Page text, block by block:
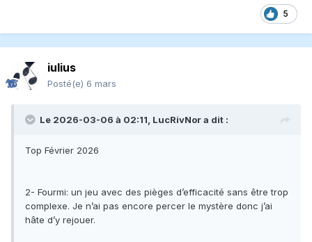
déposer des phéromones. C'est aussi un jeu de collection
de symboles. À rejouer pour m'en faire une idée plus claire.
Map Master: une belle surprise, ce jeu avait attiré mon œil
à Essen. Un jeu familial bien amusant, un mini deckbuilder
où il faut construire son donjon et s'y promener pour
récolter trésors et or, battre des monstres, emprunter des
portails et déverrouiller des portes.
un effet de bluff très intéressant ! La tension constante
pousser les autres à co-investir, le tout en 20 minutes dans
une toute petite boîte (Oink Games).
5
iulius
Posté(e) 6 mars
Le 2026-03-06 à 02:11, LucRivNora dit :
Top Février 2026
2- Fourmi: un jeu avec des pièges d’efficacité sans être trop
complexe. Je n’ai pas encore percer le mystère donc j’ai
hâte d’y rejouer.